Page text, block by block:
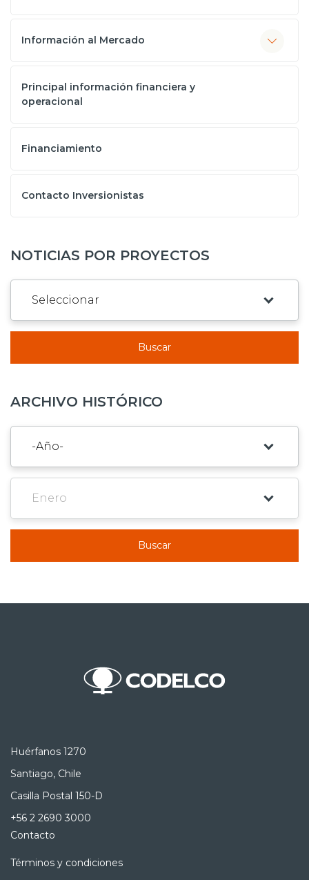
Información al Mercado
Principal información financiera y
operacional
Financiamiento
Contacto Inversionistas
NOTICIAS POR PROYECTOS
Buscar
ARCHIVO HISTÓRICO
Buscar
Huérfanos 1270
Santiago, Chile
Casilla Postal 150-D
+56 2 2690 3000
Contacto
Términos y condiciones